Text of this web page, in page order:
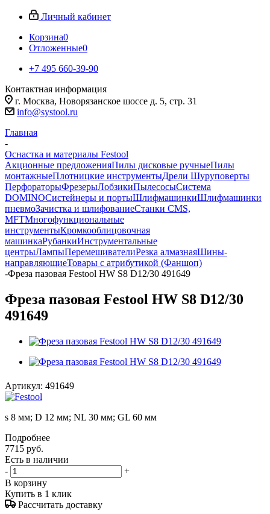
Личный кабинет
Корзина0
Отложенные0
+7 495 660-39-90
Контактная информация
г. Москва, Новорязанское шоссе д. 5, стр. 31
info@systool.ru
Главная
-
Оснастка и материалы Festool
Акционные предложенияПилы дисковые ручныеПилы
монтажныеПлотницкие инструментыДрели Шуруповерты
ПерфораторыФрезерыЛобзикиПылесосыСистема
DOMINOСистейнеры и портыШлифмашинкиШлифмашинки
пневмоЗачистка и шлифованиеСтанки CMS,
MFTМногофункциональные
инструментыКромкооблицовочная
машинкаРубанкиИнструментальные
центрыЛампыПеремешивателиРезка алмазнаяШины-
направляющиеТовары с атрибутикой (Фаншоп)
-Фреза пазовая Festool HW S8 D12/30 491649
Фреза пазовая Festool HW S8 D12/30
491649
Артикул: 491649
s 8 мм; D 12 мм; NL 30 мм; GL 60 мм
Подробнее
7715 руб.
Есть в наличии
-
+
В корзину
Купить в 1 клик
Рассчитать доставку